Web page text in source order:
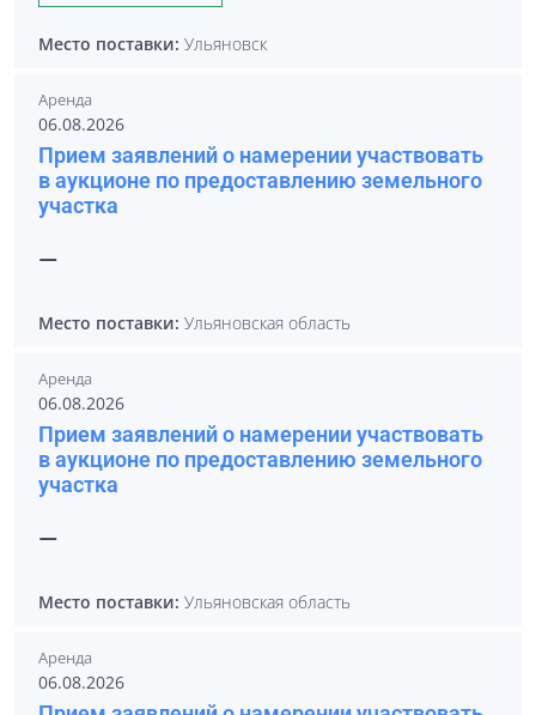
Место поставки: Ульяновск
Аренда
06.08.2026
Прием заявлений о намерении участвовать
в аукционе по предоставлению земельного
участка
—
Место поставки: Ульяновская область
Аренда
06.08.2026
Прием заявлений о намерении участвовать
в аукционе по предоставлению земельного
участка
—
Место поставки: Ульяновская область
Аренда
06.08.2026